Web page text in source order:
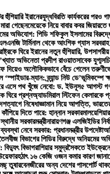
ইরানেরযুদ্ধবিরতি কার্যকরের পরও
গেছেনমেয়েকে নিয়ে বাবার কবর জিয়ারতে
অভিযোগ: পিডি শফিকুল ইসলামের বিরুদ্ধে
টার্মিনাল থেকে আংশিক গ্যাস
ঘিরে ইরানের নতুন হুঁশিয়ারি,
অভিনেতা প্রদীপ রাওয়াতসাবেক
দিয়েও অলৌকিকভাবে বেঁচে গেলেন তরুণী
ম্যান: ব্র্যান্ড নিউ ডে’ভূমিকম্পে
এসে পথ খুঁজে নেবো: ড. ইউনূস৫ আগস্ট
ঘিরে প্রশ্নঅ্যাডমিরাল স্টিফেন কেলারকে
নিষেধাজ্ঞামান নিয়ে আপত্তি,
দিতে পারে: হান্নান সরকার
সরকারমন্ত্রীনারায়ণগঞ্জ এলজিইডির
নেবে সরকার: প্রধানমন্ত্রীর উপদেষ্টা
বিভাগের পিডির বিরুদ্ধে অনিয়মের
বিদ্যুৎ বিভাগরাশিয়ার সমুদ্রসৈকতে
হঠাৎ ১৬ কেজি ওজন কমার কারণ
তুষারবেনজীরের অন্য দেশের পাসপোর্ট